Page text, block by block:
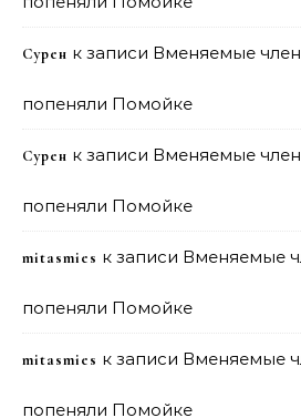
Сурен к записи Вменяемые
попеняли Помойке
Сурен к записи Вменяемые
попеняли Помойке
mitasmies к записи Вменяемые
попеняли Помойке
mitasmies к записи Вменяемые
попеняли Помойке